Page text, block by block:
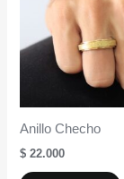
Anillo Checho
$ 22.000